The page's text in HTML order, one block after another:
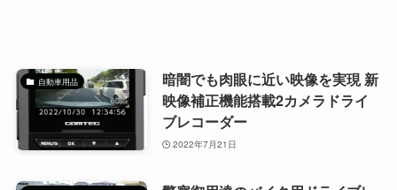
自動車用品
暗闇でも肉眼に近い映像を実現 新
映像補正機能搭載2カメラドライ
ブレコーダー
2022年7月21日